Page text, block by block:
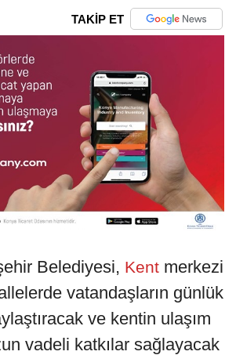
TAKİP ET
Belediyesi, Kent merkezi
vatandaşların günlük
ve kentin ulaşım
vadeli katkılar sağlayacak